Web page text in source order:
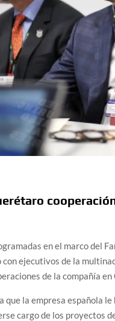
en el marco del
ejecutivos de la
de la compañía
que la empresa española
cargo de los proyectos